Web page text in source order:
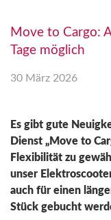
Move to Cargo:
Tage möglich
30 März 2026
Es gibt gute
Dienst „Move to
Flexibilität zu
unser
auch für einen
Stück gebucht